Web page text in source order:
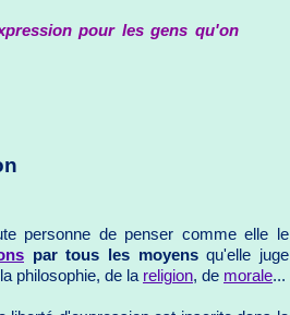
pour les gens qu'on
personne de penser comme elle le
par tous les moyensqu'elle juge
philosophie, de la religion, de morale...